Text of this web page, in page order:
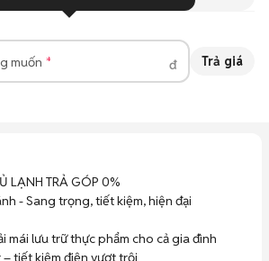
muốn đ Trả giá
LẠNH TRẢ GÓP 0%
- Sang trọng, tiết kiệm, hiện đại